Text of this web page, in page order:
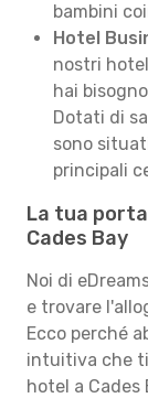
bambini
Hotel
nostri
hai
Dotati di
sono
principali
La tua
Cades Bay
Noi di
e trovare
Ecco perché
intuitiva che
hotel a